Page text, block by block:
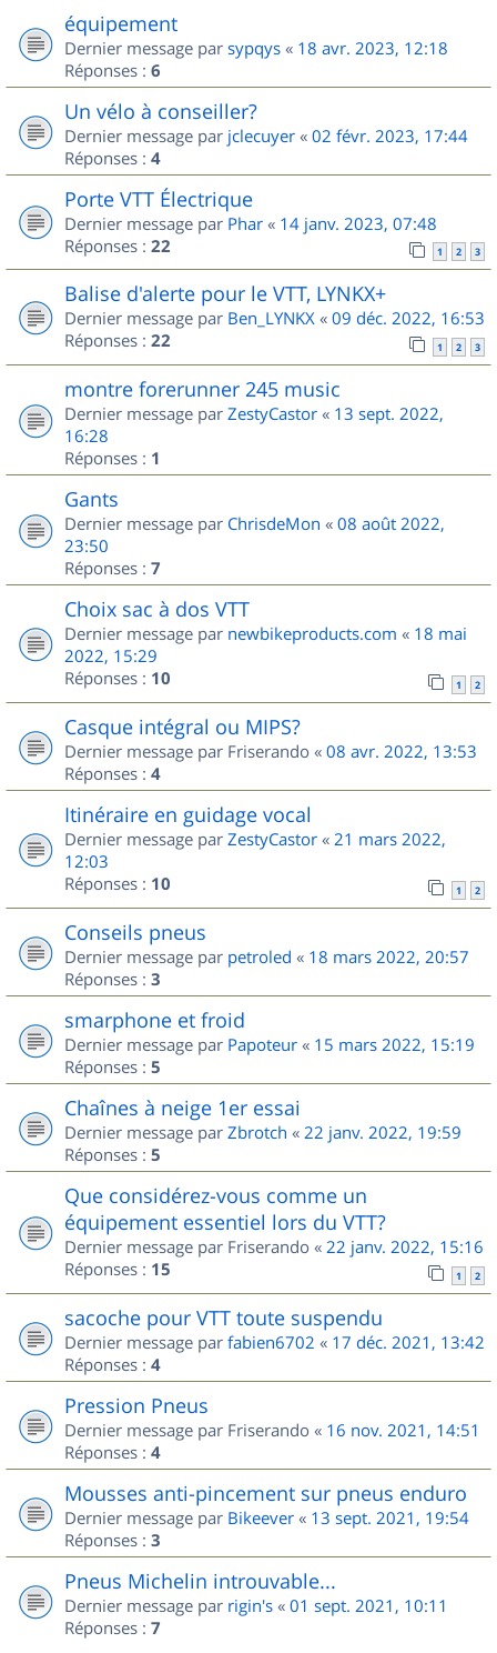
équipement
Dernier message par sypqys « 18 avr. 2023, 12:18
Réponses : 6
Un vélo à conseiller?
Dernier message par jclecuyer « 02 févr. 2023, 17:44
Réponses : 4
Porte VTT Électrique
Dernier message par Phar « 14 janv. 2023, 07:48
Réponses : 22 1 2 3
Balise d'alerte pour le VTT, LYNKX+
Dernier message par Ben_LYNKX « 09 déc. 2022, 16:53
Réponses : 22 1 2 3
montre forerunner 245 music
Dernier message par ZestyCastor « 13 sept. 2022,
16:28
Réponses : 1
Gants
Dernier message par ChrisdeMon « 08 août 2022,
23:50
Réponses : 7
Choix sac à dos VTT
Dernier message par newbikeproducts.com « 18 mai
2022, 15:29
Réponses : 10 1 2
Casque intégral ou MIPS?
Dernier message par Friserando « 08 avr. 2022, 13:53
Réponses : 4
Itinéraire en guidage vocal
Dernier message par ZestyCastor « 21 mars 2022,
12:03
Réponses : 10 1 2
Conseils pneus
Dernier message par petroled « 18 mars 2022, 20:57
Réponses : 3
smarphone et froid
Dernier message par Papoteur « 15 mars 2022, 15:19
Réponses : 5
Chaînes à neige 1er essai
Dernier message par Zbrotch « 22 janv. 2022, 19:59
Réponses : 5
Que considérez-vous comme un
équipement essentiel lors du VTT?
Dernier message par Friserando « 22 janv. 2022, 15:16
Réponses : 15 1 2
sacoche pour VTT toute suspendu
Dernier message par fabien6702 « 17 déc. 2021, 13:42
Réponses : 4
Pression Pneus
Dernier message par Friserando « 16 nov. 2021, 14:51
Réponses : 4
Mousses anti-pincement sur pneus enduro
Dernier message par Bikeever « 13 sept. 2021, 19:54
Réponses : 3
Pneus Michelin introuvable...
Dernier message par rigin's « 01 sept. 2021, 10:11
Réponses : 7